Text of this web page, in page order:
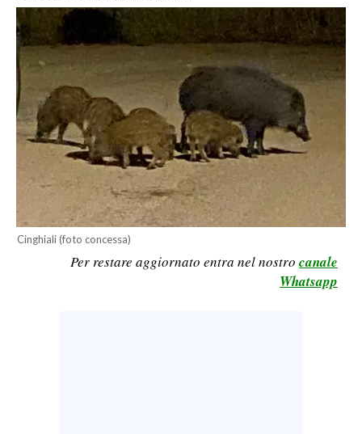
SPORT
RISULTATI E CLASSIFICHE
CALCIO
CALCIO REGIONALE
BASKET
VOLLEY
MOTORI
TENNIS
ALTRI SPORT
Cinghiali (foto concessa)
Per restare aggiornato entra nel nostro canale
Whatsapp